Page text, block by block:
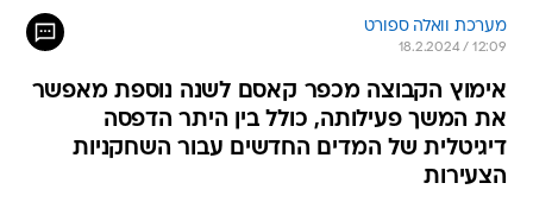
מערכת וואלה ספורט
18.2.2024 / 12:09
אימוץ הקבוצה מכפר קאסם לשנה נוספת מאפשר
את המשך פעילותה, כולל בין היתר הדפסה
דיגיטלית של המדים החדשים עבור השחקניות
הצעירות